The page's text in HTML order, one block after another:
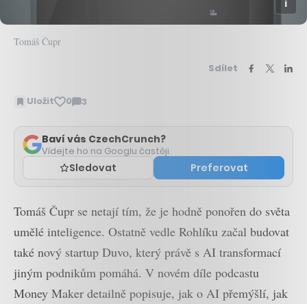
Tomáš Čupr
Sdílet
Uložit 0 3
Zobrazit
Baví vás CzechCrunch?
Vídejte ho na Googlu častěji.
Sledovat Preferovat
Tomáš Čupr se netají tím, že je hodně ponořen do světa
umělé inteligence. Ostatně vedle Rohlíku začal budovat
také nový startup Duvo, který právě s AI transformací
jiným podnikům pomáhá. V novém díle podcastu
Money Maker detailně popisuje, jak o AI přemýšlí, jak